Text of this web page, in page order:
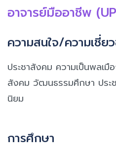
อาจารย์มืออาชีพ
ความสนใจ/ความเชี่ย
ประชาสังคม ความเป็นพลเมื
สังคม วัฒนธรรมศึกษา ประ
นิยม
การศึกษา